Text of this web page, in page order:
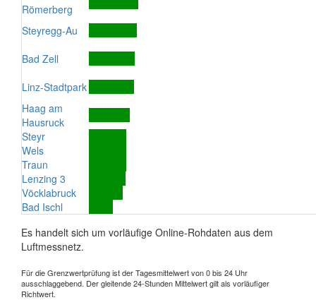
Römerberg
Steyregg-Au
Bad Zell
Linz-Stadtpark
Haag am
Hausruck
Steyr
Wels
Traun
Lenzing 3
Vöcklabruck
Bad Ischl
Es handelt sich um vorläufige Online-Rohdaten aus dem
Luftmessnetz.
Für die Grenzwertprüfung ist der Tagesmittelwert von 0 bis 24 Uhr
ausschlaggebend. Der gleitende 24-Stunden Mittelwert gilt als vorläufiger
Richtwert.